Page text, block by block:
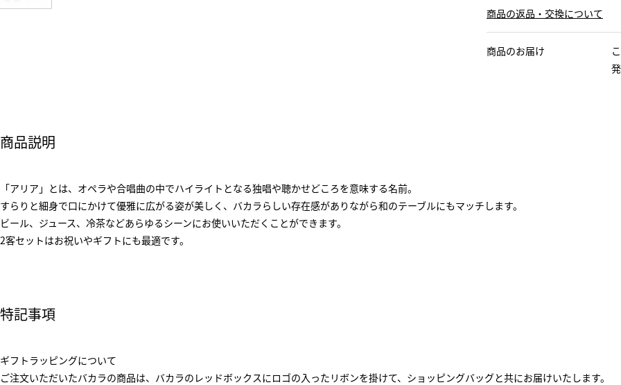
商品の返品・交換について
商品のお届け
商品説明
「アリア」とは、オペラや合唱曲の中でハイライトとなる独唱や聴かせどころを意味する名前。
すらりと細身で口にかけて優雅に広がる姿が美しく、バカラらしい存在感がありながら和のテーブルにもマッチします。
ビール、ジュース、冷茶などあらゆるシーンにお使いいただくことができます。
2客セットはお祝いやギフトにも最適です。
特記事項
ギフトラッピングについて
ご注文いただいたバカラの商品は、バカラのレッドボックスにロゴの入ったリボンを掛けて、ショッピングバッグと共にお届けいたします。